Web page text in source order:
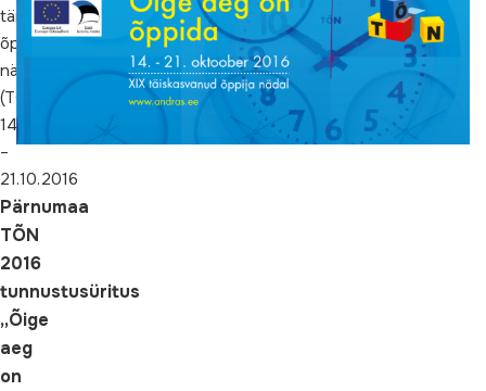
täiskasvanud
õppija
nädal
(TÕN)
14.10.
–
21.10.2016
Pärnumaa
TÕN
2016
tunnustusüritus
„Õige
aeg
on
arv:
47
kutsetega